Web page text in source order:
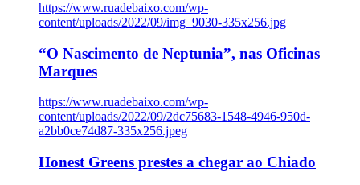
https://www.ruadebaixo.com/wp-
content/uploads/2022/09/img_9030-335x256.jpg
“O Nascimento de Neptunia”, nas Oficinas
Marques
https://www.ruadebaixo.com/wp-
content/uploads/2022/09/2dc75683-1548-4946-950d-
a2bb0ce74d87-335x256.jpeg
Honest Greens prestes a chegar ao Chiado